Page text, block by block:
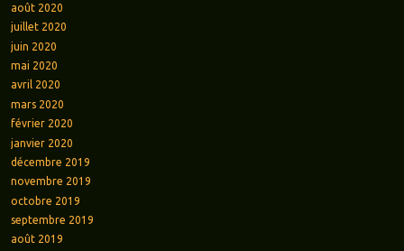
août 2020
juillet 2020
juin 2020
mai 2020
avril 2020
mars 2020
février 2020
janvier 2020
décembre 2019
novembre 2019
octobre 2019
septembre 2019
août 2019